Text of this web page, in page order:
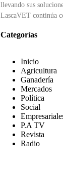
llevando sus
LascaVET continúa
Categorías
Inicio
Agricultura
Ganadería
Mercados
Política
Social
P.A TV
Revista
Radio